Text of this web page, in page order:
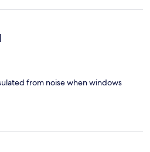
from noise when windows